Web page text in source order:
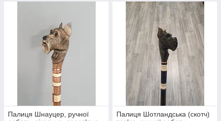
Палиця Шнауцер, ручної
Палиця Шотландська (скотч)